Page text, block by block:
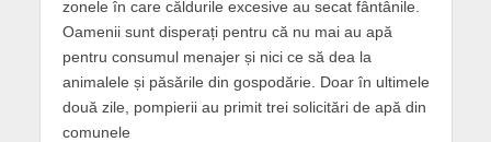
zonele în care căldurile excesive au secat fântânile.
Oamenii sunt disperați pentru că nu mai au apă
pentru consumul menajer și nici ce să dea la
animalele și păsările din gospodărie. Doar în ultimele
două zile, pompierii au primit trei solicitări de apă din
comunele